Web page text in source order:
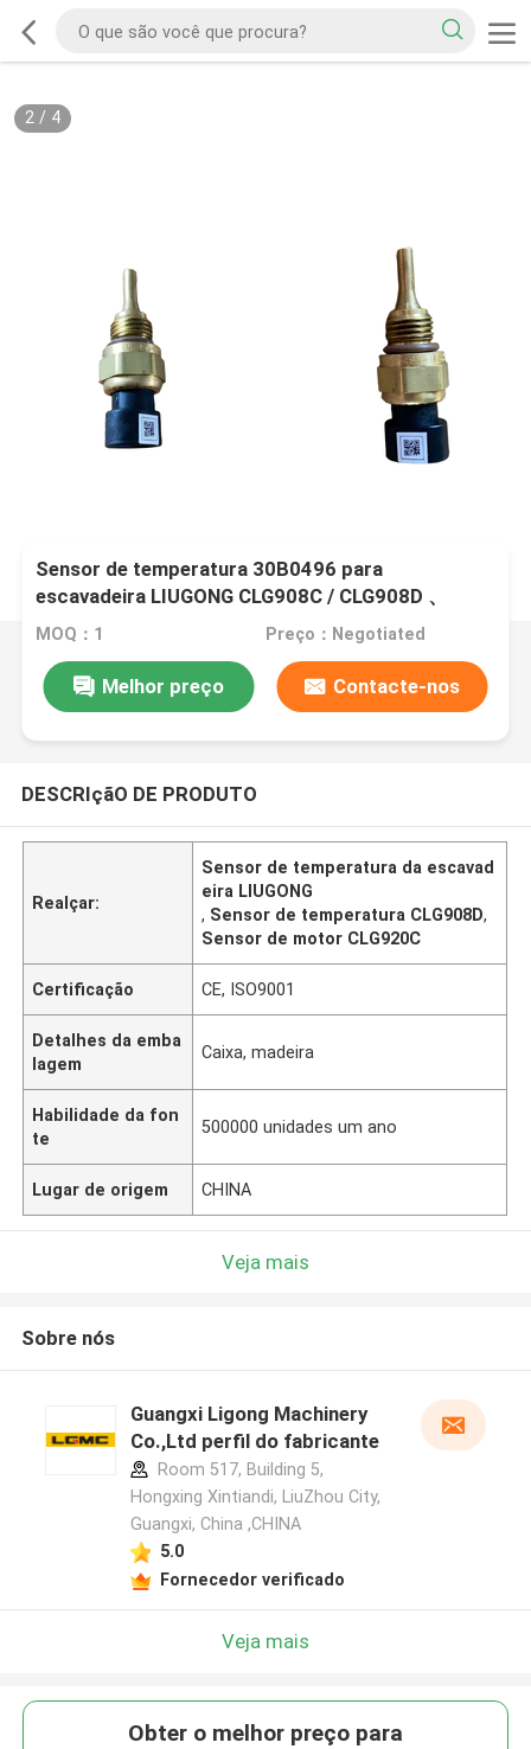
2/ 4
Sensor de temperatura 30B0496 para
escavadeira LIUGONG CLG908C / CLG908D 、
CLG915C / CLG915D 、 ​​CLG920C / CLG920D 、
MOQ：1 Preço：Negotiated
Melhor preço Contacte-nos
DESCRIçãO DE PRODUTO
Realçar:
Sensor de temperatura da escavad
eira LIUGONG
, Sensor de temperatura CLG908D,
Sensor de motor CLG920C
Certificação CE, ISO9001
Detalhes da emba
lagem
Caixa, madeira
Habilidade da fon
te
500000 unidades um ano
Lugar de origem CHINA
Veja mais
Sobre nós
Guangxi Ligong Machinery
Co.,Ltd perfil do fabricante
Room 517, Building 5,
Hongxing Xintiandi, LiuZhou City,
Guangxi, China ,CHINA
5.0
Fornecedor verificado
Veja mais
Obter o melhor preço para